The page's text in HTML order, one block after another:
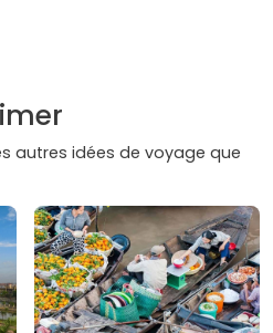
autres idées de voyage que